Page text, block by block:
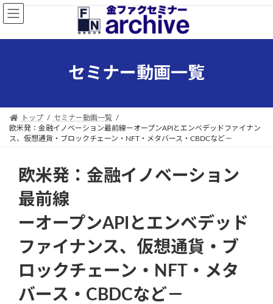
コ
ン
ッ
ナ
ビ
移
セミナー動画一覧
トップ
セミナー動画一覧
欧米発：金融イノベーション最前線ーオープンAPIとエンベデッドファイナン
ス、仮想通貨・ブロックチェーン・NFT・メタバース・CBDCなど－
欧米発：金融イノベーション
最前線
ーオープンAPIとエンベデッド
ファイナンス、仮想通貨・ブ
ロックチェーン・NFT・メタ
バース・CBDCなど－